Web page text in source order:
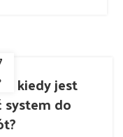
– kiedy jest
system do